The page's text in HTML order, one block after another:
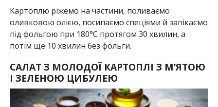
Картоплю ріжемо на частини, поливаємо
оливковою олією, посипаємо спеціями й запікаємо
під фольгою при 180°C протягом 30 хвилин, а
потім ще 10 хвилин без фольги.
САЛАТ З МОЛОДОЇ КАРТОПЛІ З М’ЯТОЮ
І ЗЕЛЕНОЮ ЦИБУЛЕЮ